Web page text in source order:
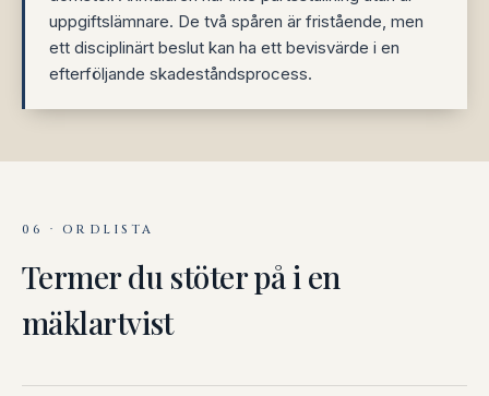
uppgiftslämnare. De två spåren är fristående, men
ett disciplinärt beslut kan ha ett bevisvärde i en
efterföljande skadeståndsprocess.
06 · ORDLISTA
Termer du stöter på i en
mäklartvist